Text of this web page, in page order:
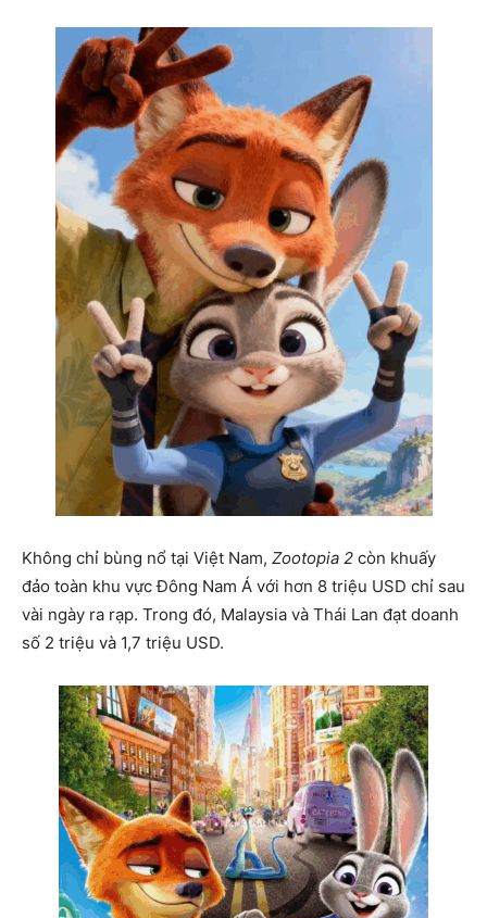
Không chỉ bùng nổ tại Việt Nam, Zootopia 2 còn khuấy
đảo toàn khu vực Đông Nam Á với hơn 8 triệu USD chỉ sau
vài ngày ra rạp. Trong đó, Malaysia và Thái Lan đạt doanh
số 2 triệu và 1,7 triệu USD.